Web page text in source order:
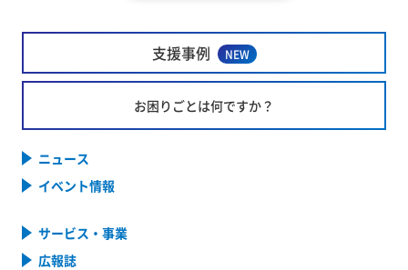
支援事例 NEW
お困りごとは何ですか？
ニュース
イベント情報
サービス・事業
広報誌